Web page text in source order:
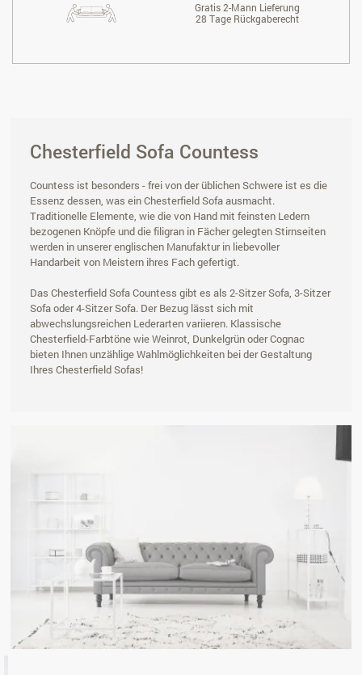
Gratis 2-Mann Lieferung
28 Tage Rückgaberecht
Chesterfield Sofa Countess
Countess ist besonders - frei von der üblichen Schwere ist es die
Essenz dessen, was ein Chesterfield Sofa ausmacht.
Traditionelle Elemente, wie die von Hand mit feinsten Ledern
bezogenen Knöpfe und die filigran in Fächer gelegten Stirnseiten
werden in unserer englischen Manufaktur in liebevoller
Handarbeit von Meistern ihres Fach gefertigt.
Das Chesterfield Sofa Countess gibt es als 2-Sitzer Sofa, 3-Sitzer
Sofa oder 4-Sitzer Sofa. Der Bezug lässt sich mit
abwechslungsreichen Lederarten variieren. Klassische
Chesterfield-Farbtöne wie Weinrot, Dunkelgrün oder Cognac
bieten Ihnen unzählige Wahlmöglichkeiten bei der Gestaltung
Ihres Chesterfield Sofas!